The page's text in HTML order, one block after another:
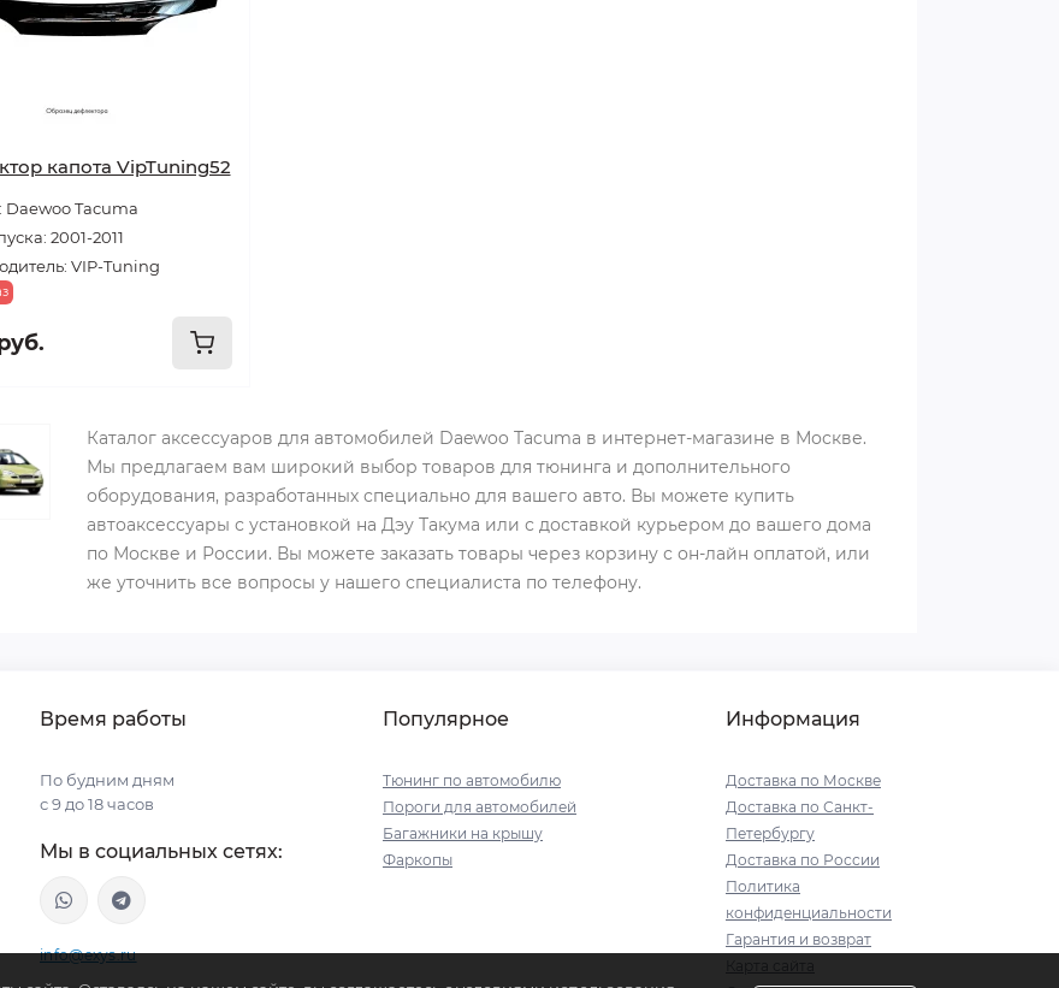
капота VipTuning52
Daewoo Tacuma
2001-2011
VIP-Tuning
Каталог аксессуаров для автомобилей Daewoo Tacuma в интернет-магазине в Москве.
Мы предлагаем вам широкий выбор товаров для тюнинга и дополнительного
оборудования, разработанных специально для вашего авто. Вы можете купить
автоаксессуары с установкой на Дэу Такума или с доставкой курьером до вашего дома
по Москве и России. Вы можете заказать товары через корзину с он-лайн оплатой, или
же уточнить все вопросы у нашего специалиста по телефону.
Время работы
По будним дням
с 9 до 18 часов
Мы в социальных сетях:
info@exys.ru
Популярное
Тюнинг по автомобилю
Пороги для автомобилей
Багажники на крышу
Фаркопы
Информация
Доставка по Москве
Доставка по Санкт-
Петербургу
Доставка по России
Политика
конфиденциальности
Гарантия и возврат